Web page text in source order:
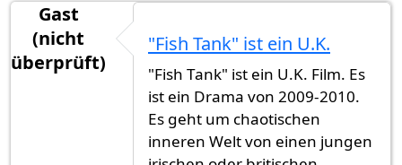
Gast
(nicht
überprüft)
"Fish Tank" ist ein U.K.
"Fish Tank" ist ein U.K. Film. Es
ist ein Drama von 2009-2010.
Es geht um chaotischen
inneren Welt von einen jungen